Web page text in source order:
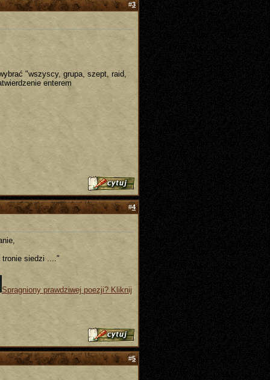
#3
"wszyscy, grupa, szept, raid,
enterem
#4
tronie siedzi ...."
Spragniony prawdziwej poezji? Kliknij
#5